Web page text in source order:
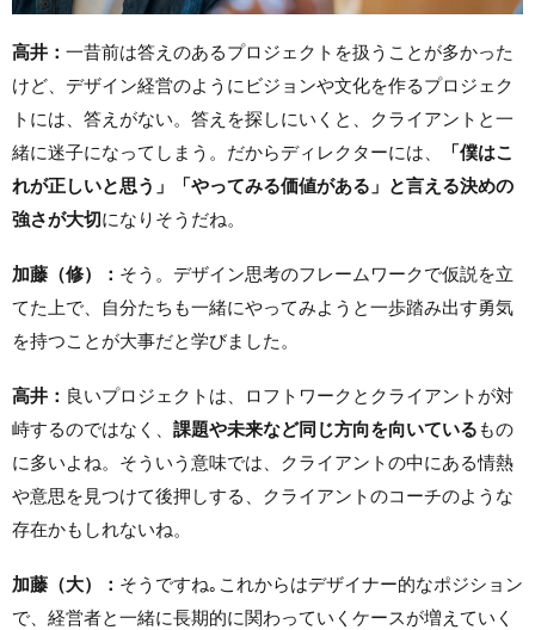
高井： 一昔前は答えのあるプロジェクトを扱うことが多かった
けど、デザイン経営のようにビジョンや文化を作るプロジェク
トには、答えがない。答えを探しにいくと、クライアントと一
緒に迷子になってしまう。だからディレクターには、
「僕はこ
れが正しいと思う」「やってみる価値がある」と言える決めの
強さが大切になりそうだね。
加藤（修）： そう。デザイン思考のフレームワークで仮説を立
てた上で、自分たちも一緒にやってみようと一歩踏み出す勇気
を持つことが大事だと学びました。
高井： 良いプロジェクトは、ロフトワークとクライアントが対
峙するのではなく、 課題や未来など同じ方向を向いているもの
に多いよね。そういう意味では、クライアントの中にある情熱
や意思を見つけて後押しする、クライアントのコーチのような
存在かもしれないね。
加藤（大）： そうですね｡これからはデザイナー的なポジション
で、経営者と一緒に長期的に関わっていくケースが増えていく